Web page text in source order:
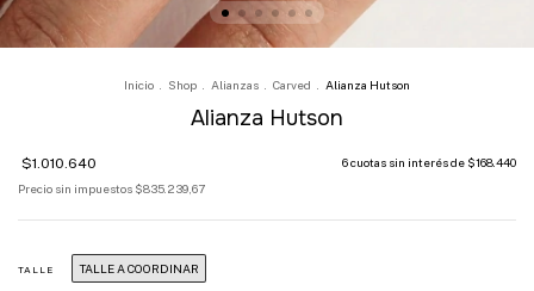
Inicio Shop Alianzas Carved Alianza Hutson
Alianza Hutson
$1.010.640 6cuotas sin interés de $168.440
Precio sin impuestos $835.239,67
TALLE TALLE A COORDINAR